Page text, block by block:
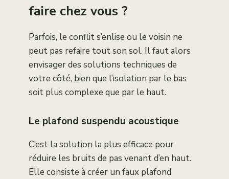
faire chez vous ?
Parfois, le conflit s’enlise ou le voisin ne
peut pas refaire tout son sol. Il faut alors
envisager des solutions techniques de
votre côté, bien que l’isolation par le bas
soit plus complexe que par le haut.
Le plafond suspendu acoustique
C’est la solution la plus efficace pour
réduire les bruits de pas venant d’en haut.
Elle consiste à créer un faux plafond